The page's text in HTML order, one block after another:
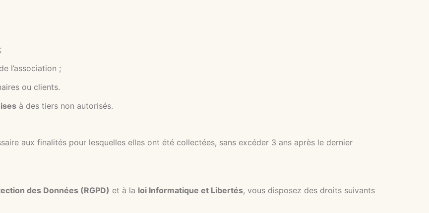
l’association ;
ou clients.
à des tiers non autorisés.
aux finalités pour lesquelles elles ont été collectées, sans excéder 3 ans après le dernier
des Données (RGPD) et à la loi Informatique et Libertés, vous disposez des droits suivants